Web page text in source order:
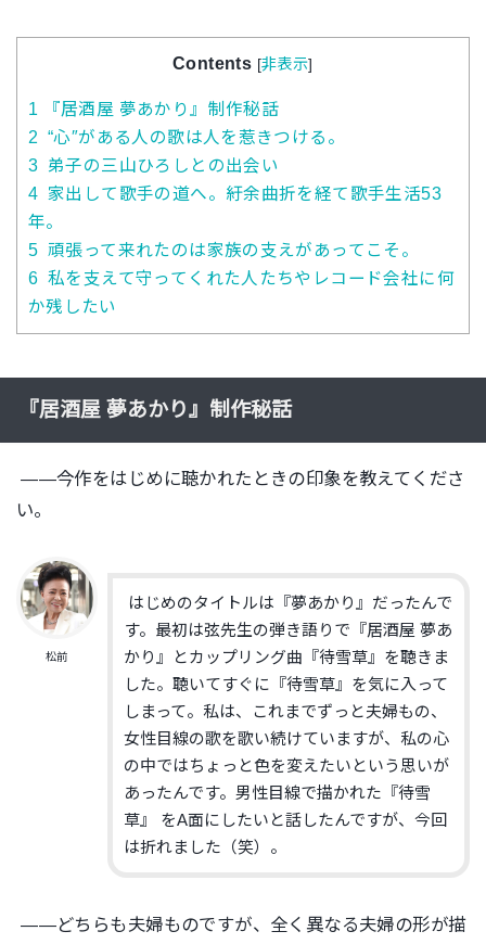
Contents [非表示]
1 『居酒屋 夢あかり』制作秘話
2 “心″がある人の歌は人を惹きつける。
3 弟子の三山ひろしとの出会い
4 家出して歌手の道へ。紆余曲折を経て歌手生活53
年。
5 頑張って来れたのは家族の支えがあってこそ。
6 私を支えて守ってくれた人たちやレコード会社に何
か残したい
『居酒屋 夢あかり』 制作秘話
―—今作をはじめに聴かれたときの印象を教えてくださ
い。
松前
はじめのタイトルは『夢あかり』だったんで
す。最初は弦先生の弾き語りで『居酒屋 夢あ
かり』とカップリング曲『待雪草』を聴きま
した。聴いてすぐに『待雪草』を気に入って
しまって。私は、これまでずっと夫婦もの、
女性目線の歌を歌い続けていますが、私の心
の中ではちょっと色を変えたいという思いが
あったんです。男性目線で描かれた『待雪
草』 をA面にしたいと話したんですが、今回
は折れました（笑）。
―—どちらも夫婦ものですが、全く異なる夫婦の形が描